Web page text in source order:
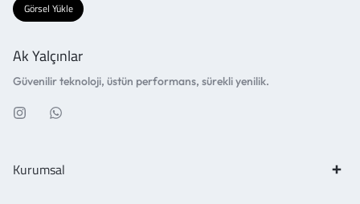
Görsel Yükle
Ak Yalçınlar
Güvenilir teknoloji, üstün performans, sürekli yenilik.
Kurumsal